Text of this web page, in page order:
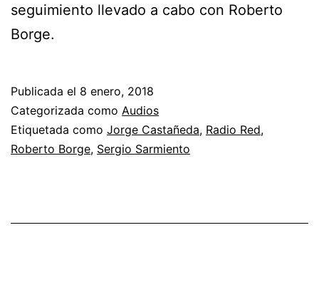
seguimiento llevado a cabo con Roberto
Borge.
Publicada el 8 enero, 2018
Categorizada como Audios
Etiquetada como Jorge Castañeda, Radio Red,
Roberto Borge, Sergio Sarmiento